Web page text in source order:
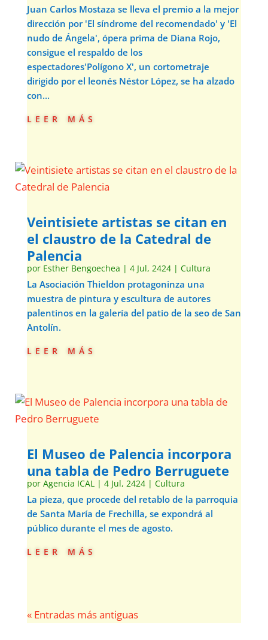
Juan Carlos Mostaza se lleva el premio a la mejor
dirección por 'El síndrome del recomendado' y 'El
nudo de Ángela', ópera prima de Diana Rojo,
consigue el respaldo de los
espectadores'Polígono X', un cortometraje
dirigido por el leonés Néstor López, se ha alzado
con...
leer más
Veintisiete artistas se citan en
el claustro de la Catedral de
Palencia
por Esther Bengoechea | 4 Jul, 2424| Cultura
La Asociación Thieldon protagoninza una
muestra de pintura y escultura de autores
palentinos en la galería del patio de la seo de San
Antolín.
leer más
El Museo de Palencia incorpora
una tabla de Pedro Berruguete
por Agencia ICAL| 4 Jul, 2424| Cultura
La pieza, que procede del retablo de la parroquia
de Santa María de Frechilla, se expondrá al
público durante el mes de agosto.
leer más
« Entradas más antiguas